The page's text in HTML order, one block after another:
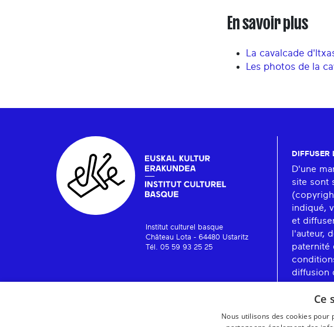
En savoir plus
La cavalcade
Les photos de la
Institut culturel basque
Château Lota - 64480 Ustaritz
Tél. 05 59 93 25 25
DIFFUSER
D'une
site sont
indiqué,
et
l'auteur,
paternité
diffusion
Ce
Nous utilisons des cookies